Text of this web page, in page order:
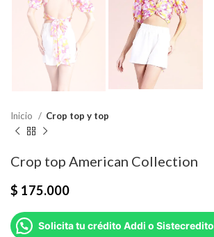
Inicio Crop top y top
Crop top American Collection
$ 175.000
Solicita tu crédito Addi o Sistecredito